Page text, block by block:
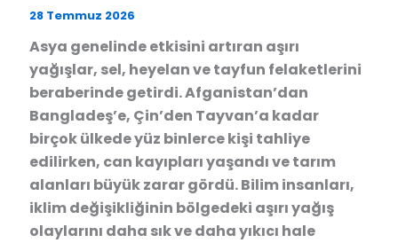
28 Temmuz 2026
Asya genelinde etkisini artıran aşırı
yağışlar, sel, heyelan ve tayfun felaketlerini
beraberinde getirdi. Afganistan’dan
Bangladeş’e, Çin’den Tayvan’a kadar
birçok ülkede yüz binlerce kişi tahliye
edilirken, can kayıpları yaşandı ve tarım
alanları büyük zarar gördü. Bilim insanları,
iklim değişikliğinin bölgedeki aşırı yağış
olaylarını daha sık ve daha yıkıcı hale